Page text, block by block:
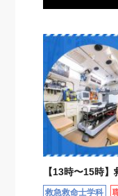
【13時〜15時
救急救命士学科